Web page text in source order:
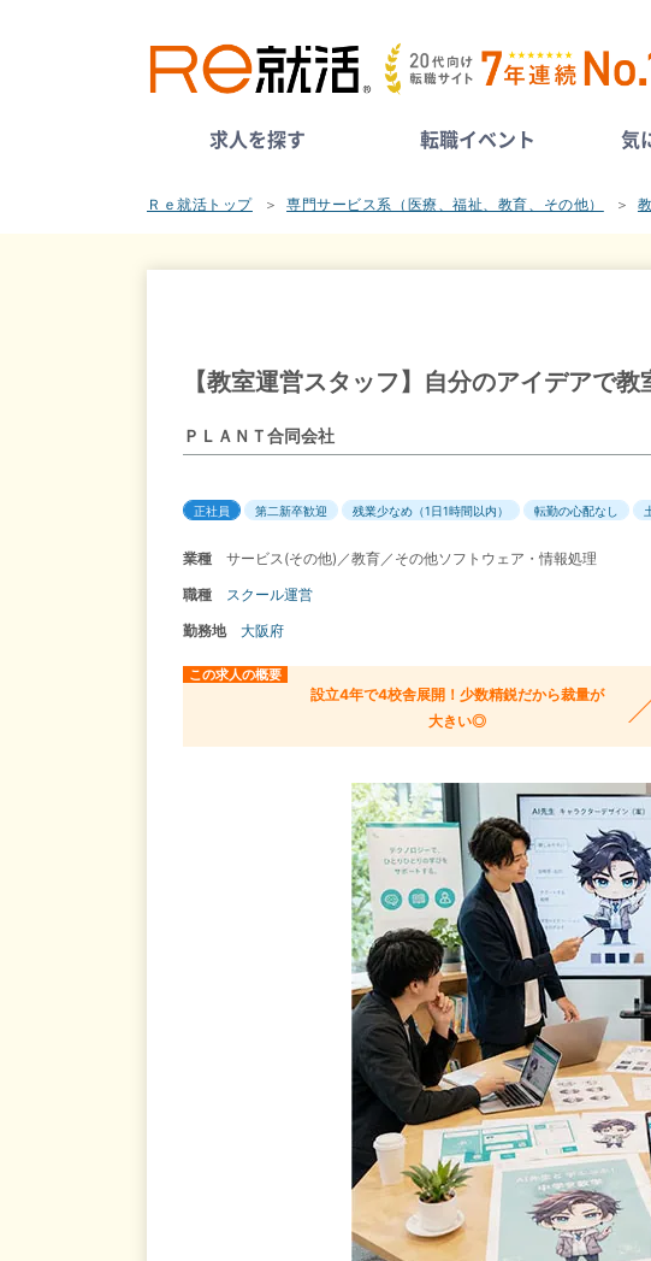
求人を探す 転職イベント 気
Ｒｅ就活トップ 専門サービス系（医療、福祉、教育、その他）
【教室運営スタッフ】自分のアイデアで
ＰＬＡＮＴ合同会社
正社員 第二新卒歓迎 残業少なめ（1日1時間以内） 転勤の心配なし
業種
サービス(その他)／教育／その他ソフトウェア・情報処理
職種
スクール運営
勤務地
大阪府
この求人の概要
設立4年で4校舎展開！少数精鋭だから裁量が
大きい◎